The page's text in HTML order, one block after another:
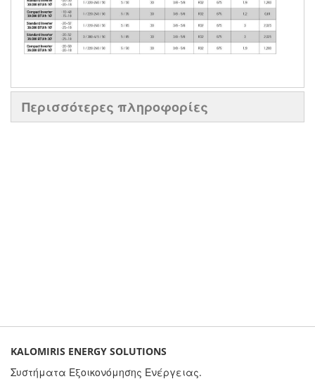
Περισσότερες πληροφορίες
KALOMIRIS ENERGY SOLUTIONS
Συστήματα Εξοικονόμησης Ενέργειας.